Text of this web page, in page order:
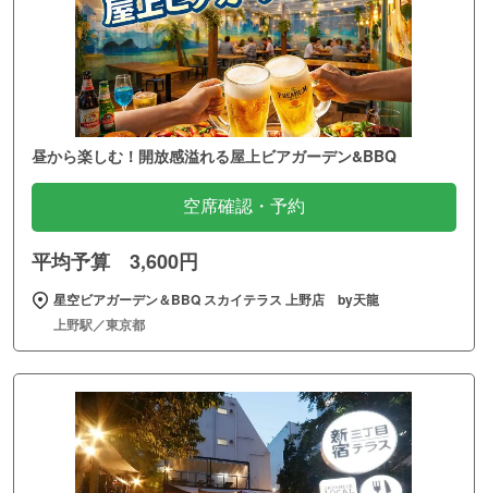
昼から楽しむ！開放感溢れる屋上ビアガーデン&BBQ
空席確認・予約
平均予算 3,600円
星空ビアガーデン＆BBQ スカイテラス 上野店 by天龍
上野駅／東京都